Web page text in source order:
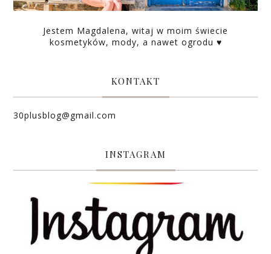
Jestem Magdalena, witaj w moim świecie
kosmetyków, mody, a nawet ogrodu ♥
KONTAKT
30plusblog@gmail.com
INSTAGRAM